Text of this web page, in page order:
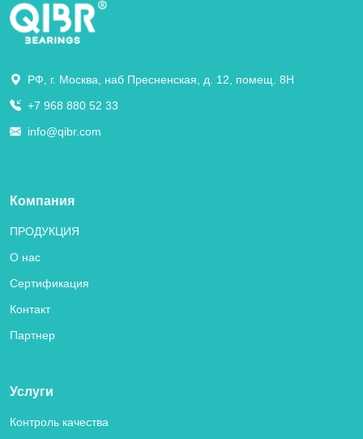
РФ, г. Москва, наб Пресненская, д. 12, помещ. 8Н
+7 968 880 52 33
info@qibr.com
Компания
ПРОДУКЦИЯ
О нас
Сертификация
Контакт
Партнер
Услуги
Контроль качества